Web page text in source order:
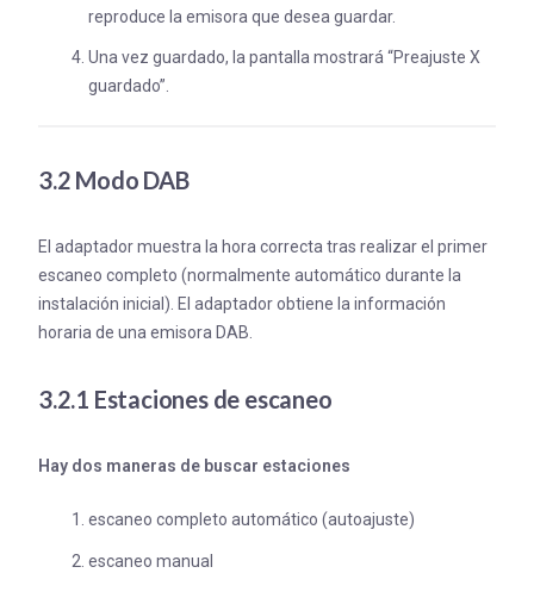
reproduce la emisora que desea guardar.
Una vez guardado, la pantalla mostrará “Preajuste X
guardado”.
3.2 Modo DAB
El adaptador muestra la hora correcta tras realizar el primer
escaneo completo (normalmente automático durante la
instalación inicial). El adaptador obtiene la información
horaria de una emisora DAB.
3.2.1 Estaciones de escaneo
Hay dos maneras de buscar estaciones
escaneo completo automático (autoajuste)
escaneo manual